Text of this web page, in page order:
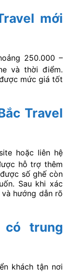
mới
250.000 –
và thời điểm.
mức giá tốt
Travel
hoặc liên hệ
hỗ trợ thêm
số ghế còn
Sau khi xác
hướng dẫn rõ
có trung
khách tận nơi